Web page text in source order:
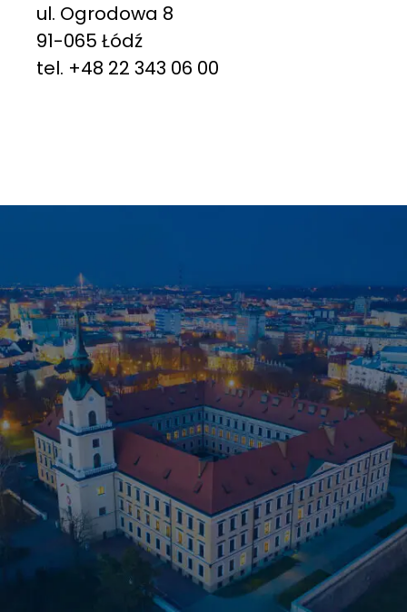
ul. Ogrodowa 8
91-065 Łódź
tel. +48 22 343 06 00